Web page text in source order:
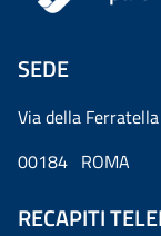
SEDE
Via della
00184 ROMA
RECAPITI